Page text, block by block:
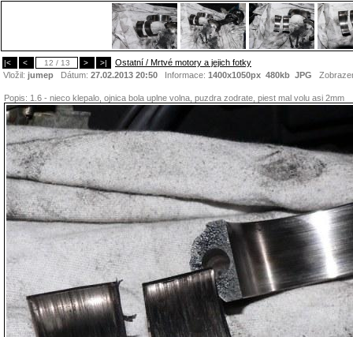
|< < 12 / 13 > >|
Ostatní / Mrtvé motory a jejich fotky
Vložil: jumep Dátum: 27.02.2013 20:50 Informace: 1400x1050px 480kb JPG
Popis: 1.6 - nieco klepalo, ojnica bola uplne volna, puzdra zodrate, piest mal volu asi 2mm